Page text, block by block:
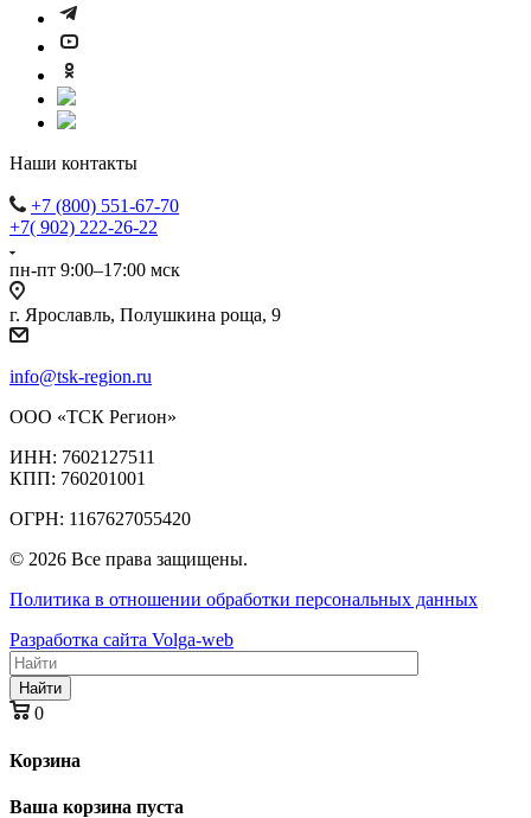
Наши контакты
+7 (800) 551-67-70
+7( 902) 222-26-22
пн-пт 9:00–17:00 мск
г. Ярославль, Полушкина роща, 9
info@tsk-region.ru
ООО «ТСК Регион»
ИНН: 7602127511
КПП: 760201001
ОГРН: 1167627055420
© 2026 Все права защищены.
Политика в отношении обработки персональных данных
Разработка сайта Volga-web
Найти
0
Корзина
Ваша корзина пуста